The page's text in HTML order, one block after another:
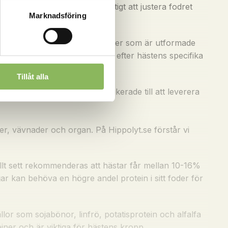
Marknadsföring
Tillåt alla
för arbetet. Det är viktigt att justera fodret
hälsa och prestation.
brett utbud av foderprodukter som är utformade
till att anpassa fodret efter hästens specifika
På Hippolyt.se är vi dedikerade till att leverera
vävnader och organ. På Hippolyt.se förstår vi
sett rekommenderas att hästar får mellan 10-16%
kan behöva en högre andel protein i sitt foder för
som sojabönor, linfrö, potatisprotein och alfalfa